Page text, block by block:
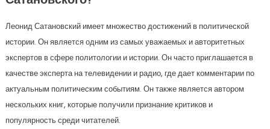
Леонид Сатановский имеет множество достижений в политической
истории. Он является одним из самых уважаемых и авторитетных
экспертов в сфере политологии и истории. Он часто приглашается в
качестве эксперта на телевидении и радио, где дает комментарии по
актуальным политическим событиям. Он также является автором
нескольких книг, которые получили признание критиков и
популярность среди читателей.